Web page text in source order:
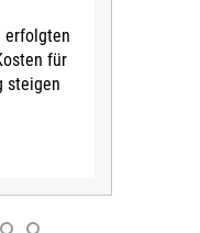
erfolgten
für
steigen